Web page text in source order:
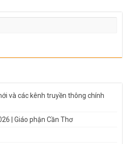
và các kênh truyền thông chính
| Giáo phận Cần Thơ